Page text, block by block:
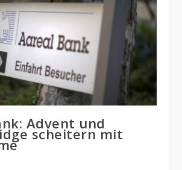
Advent und
scheitern mit